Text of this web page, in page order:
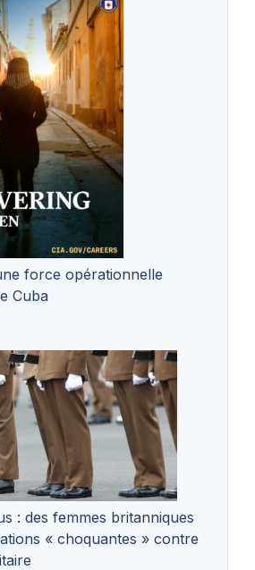
force opérationnelle
Cuba
: des femmes britanniques
« choquantes » contre